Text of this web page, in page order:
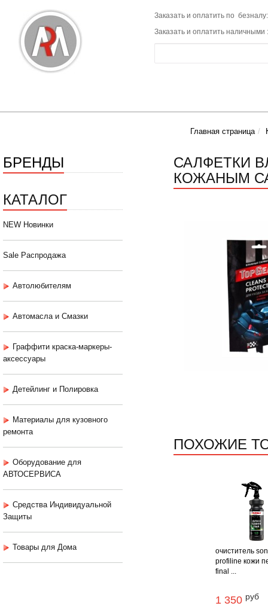
Заказать и оплатить по
Заказать и оплатить наличными
Главная страница
БРЕНДЫ
КАТАЛОГ
NEW Новинки
Sale Распродажа
Автолюбителям
Автомасла и Смазки
Граффити краска-маркеры-
аксессуары
Детейлинг и Полировка
Материалы для кузовного
ремонта
Оборудование для
АВТОСЕРВИСА
Средства Индивидуальной
Защиты
Товары для Дома
САЛФЕТКИ
КОЖАНЫМ
ПОХОЖИЕ
очиститель
profiline кожи
final ...
1 350 руб